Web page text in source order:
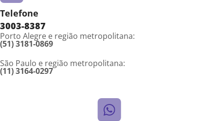
Telefone
3003-8387
Porto Alegre e região metropolitana:
(51) 3181-0869
São Paulo e região metropolitana:
(11) 3164-0297